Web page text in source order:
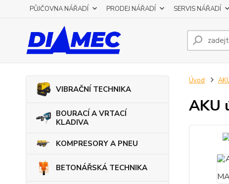
PŮJČOVNA NÁŘADÍ PRODEJ NÁŘADÍ SERVIS NÁŘADÍ
VIBRAČNÍ TECHNIKA
BOURACÍ A VRTACÍ
KLADIVA
KOMPRESORY A PNEU
BETONÁŘSKÁ TECHNIKA
Úvod
AKU